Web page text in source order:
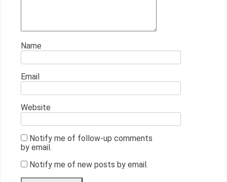
Name
Email
Website
Notify me of follow-up comments
by email.
Notify me of new posts by email.